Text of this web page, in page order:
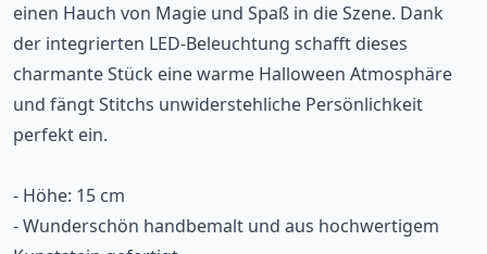
einen Hauch von Magie und Spaß in die Szene. Dank
der integrierten LED-Beleuchtung schafft dieses
charmante Stück eine warme Halloween Atmosphäre
und fängt Stitchs unwiderstehliche Persönlichkeit
perfekt ein.
- Höhe: 15 cm
- Wunderschön handbemalt und aus hochwertigem